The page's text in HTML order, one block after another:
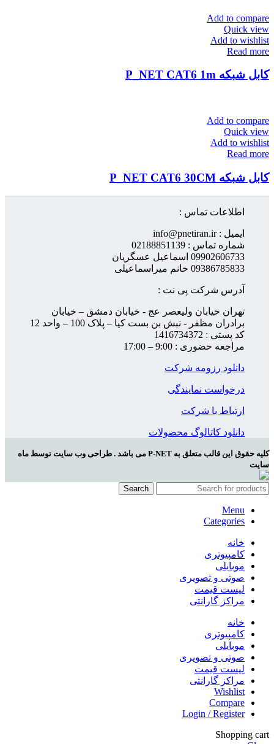
Add to compare
Quick view
Add to wishlist
Read more
کابل شبکه P_NET CAT6 1m
Add to compare
Quick view
Add to wishlist
Read more
کابل شبکه P_NET CAT6 30CM
اطلاعات تماس :
ایمیل : info@pnetiran.ir
شماره تماس : 02188851139
09902606733 اسماعیل عسگریان
09386785833 خانم میراسماعیلی
آدرس شرکت پی نت :
تهران خیابان ولیعصر عج - خیابان دمشق – خیابان
برادران مظفر - نبش بن بست کیا – پلاک 100 – واحد 12
کد پستی : 1416734372
مراجعه حضوری : 9:00 – 17:00
دانلود رزومه شرکت
درخواست نمایندگی
ارتباط با شرکت
دانلود کاتالوگ محصولات
کلیه حقوق این قالب متعلق به P-NET می باشد . طراحی وب سایت توسط ماه
سایت
Search
Menu
Categories
خانه
کامپیوتری
موبایلی
صوتی و تصویری
لیست قیمت
مراکز گارانتی
خانه
کامپیوتری
موبایلی
صوتی و تصویری
لیست قیمت
مراکز گارانتی
Wishlist
Compare
Login / Register
Shopping cart